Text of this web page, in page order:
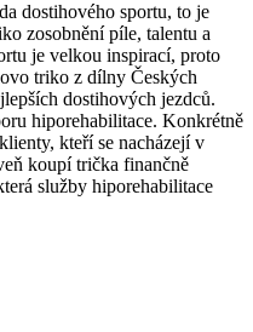
dostihového sportu, to je
zosobnění píle, talentu a
je velkou inspirací, proto
triko z dílny Českých
dostihových jezdců.
hiporehabilitace. Konkrétně
kteří se nacházejí v
koupí trička finančně
služby hiporehabilitace